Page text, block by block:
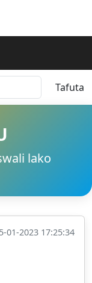
Tafuta
lako
01-2023 17:25:34